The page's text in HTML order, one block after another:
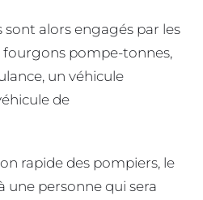
alors engagés par les
fourgons pompe-tonnes,
un véhicule
de
rapide des pompiers, le
une personne qui sera